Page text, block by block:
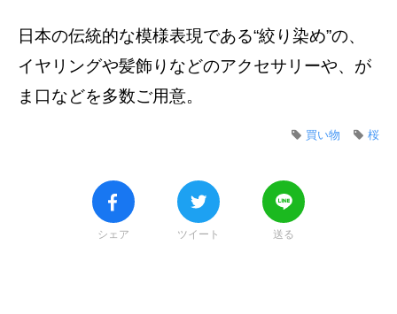
日本の伝統的な模様表現である“絞り染め”の、
イヤリングや髪飾りなどのアクセサリーや、が
ま口などを多数ご用意。
桜
買い物
シェア ツイート 送る